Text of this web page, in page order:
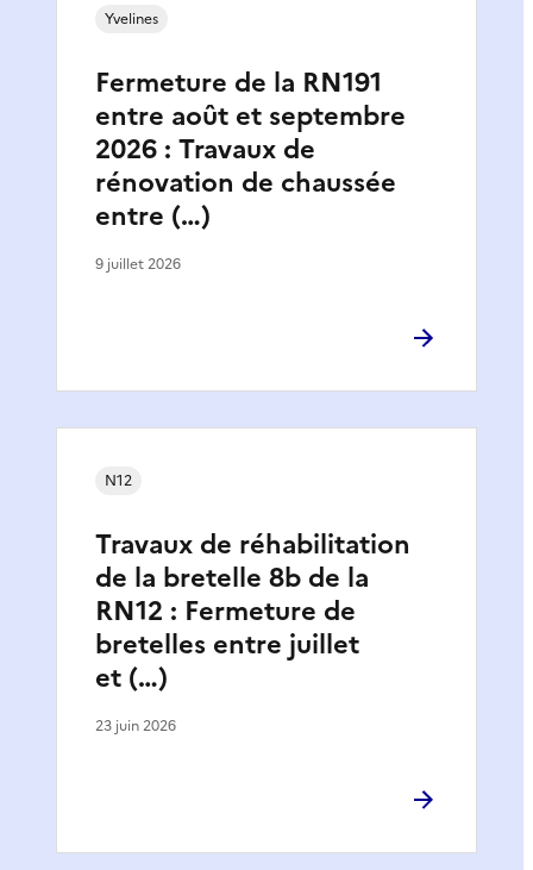
Fermeture de la RN191
entre août et septembre
2026 : Travaux de
rénovation de chaussée
entre (…)
Yvelines
9 juillet 2026
Travaux de réhabilitation
de la bretelle 8b de la
RN12 : Fermeture de
bretelles entre juillet
et (…)
N12
23 juin 2026